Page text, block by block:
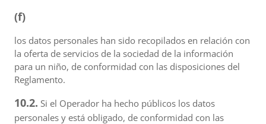
(f)
los datos personales han sido recopilados en relación con
la oferta de servicios de la sociedad de la información
para un niño, de conformidad con las disposiciones del
Reglamento.
10.2. Si el Operador ha hecho públicos los datos
personales y está obligado, de conformidad con las